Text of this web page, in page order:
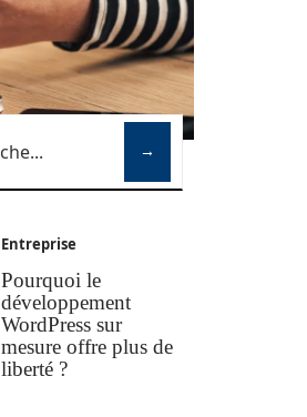
Entreprise
Pourquoi le
développement
WordPress sur
mesure offre plus de
liberté ?